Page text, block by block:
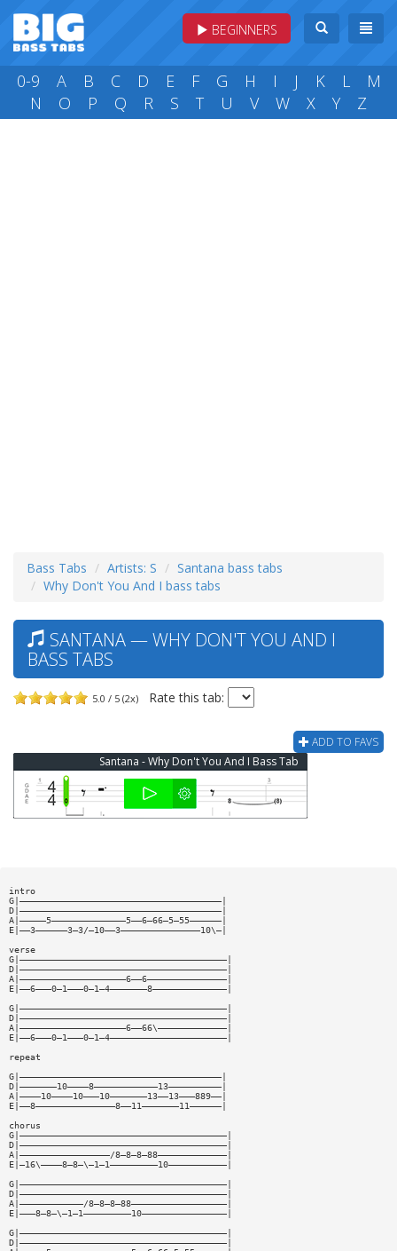
BEGINNERS
0-9 A B C D E F G H I J K L
M
N
O P Q R S T U V W X Y Z
Bass Tabs Artists: S
Santana bass tabs
Why Don't You And I bass tabs
SANTANA — WHY DON'T YOU AND I
BASS TABS
5.0 / 5 (2x) Rate this tab:
ADD TO FAVS
Santana - Why Don't You And I Bass Tab
intro
G|——————————————————————————————————————|
D|——————————————————————————————————————|
A|—————5——————————————5——6—66—5—55——————|
E|——3——————3—3/—10——3———————————————10\—|
verse
G|———————————————————————————————————————|
D|———————————————————————————————————————|
A|————————————————————6——6———————————————|
E|——6———0—1———0—1—4———————8——————————————|
G|———————————————————————————————————————|
D|———————————————————————————————————————|
A|————————————————————6——66\—————————————|
E|——6———0—1———0—1—4——————————————————————|
repeat
G|——————————————————————————————————————|
D|———————10————8————————————13——————————|
A|————10————10———10———————13——13———889——|
E|——8———————————————8——11———————11——————|
chorus
G|———————————————————————————————————————|
D|———————————————————————————————————————|
A|—————————————————/8—8—8—88—————————————|
E|—16\————8—8—\—1—1—————————10———————————|
G|———————————————————————————————————————|
D|———————————————————————————————————————|
A|————————————/8—8—8—88——————————————————|
E|———8—8—\—1—1—————————10————————————————|
G|———————————————————————————————————————|
D|———————————————————————————————————————|